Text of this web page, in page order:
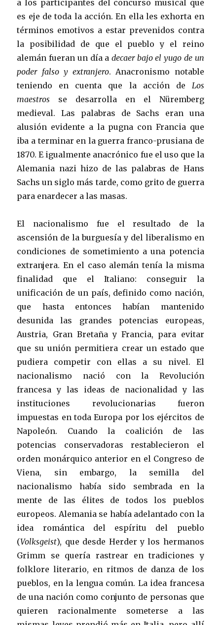
a los participantes del concurso musical que
es eje de toda la acción. En ella les exhorta en
términos emotivos a estar prevenidos contra
la posibilidad de que el pueblo y el reino
alemán fueran un día a decaer bajo el yugo de un
poder falso y extranjero. Anacronismo notable
teniendo en cuenta que la acción de Los
maestros se desarrolla en el Nüremberg
medieval. Las palabras de Sachs eran una
alusión evidente a la pugna con Francia que
iba a terminar en la guerra franco-prusiana de
1870. E igualmente anacrónico fue el uso que la
Alemania nazi hizo de las palabras de Hans
Sachs un siglo más tarde, como grito de guerra
para enardecer a las masas.
El nacionalismo fue el resultado de la
ascensión de la burguesía y del liberalismo en
condiciones de sometimiento a una potencia
extranjera. En el caso alemán tenía la misma
finalidad que el Italiano: conseguir la
unificación de un país, definido como nación,
que hasta entonces habían mantenido
desunida las grandes potencias europeas,
Austria, Gran Bretaña y Francia, para evitar
que su unión permitiera crear un estado que
pudiera competir con ellas a su nivel. El
nacionalismo nació con la Revolución
francesa y las ideas de nacionalidad y las
instituciones revolucionarias fueron
impuestas en toda Europa por los ejércitos de
Napoleón. Cuando la coalición de las
potencias conservadoras restablecieron el
orden monárquico anterior en el Congreso de
Viena, sin embargo, la semilla del
nacionalismo había sido sembrada en la
mente de las élites de todos los pueblos
europeos. Alemania se había adelantado con la
idea romántica del espíritu del pueblo
(Volksgeist), que desde Herder y los hermanos
Grimm se quería rastrear en tradiciones y
folklore literario, en ritmos de danza de los
pueblos, en la lengua común. La idea francesa
de una nación como conjunto de personas que
quieren racionalmente someterse a las